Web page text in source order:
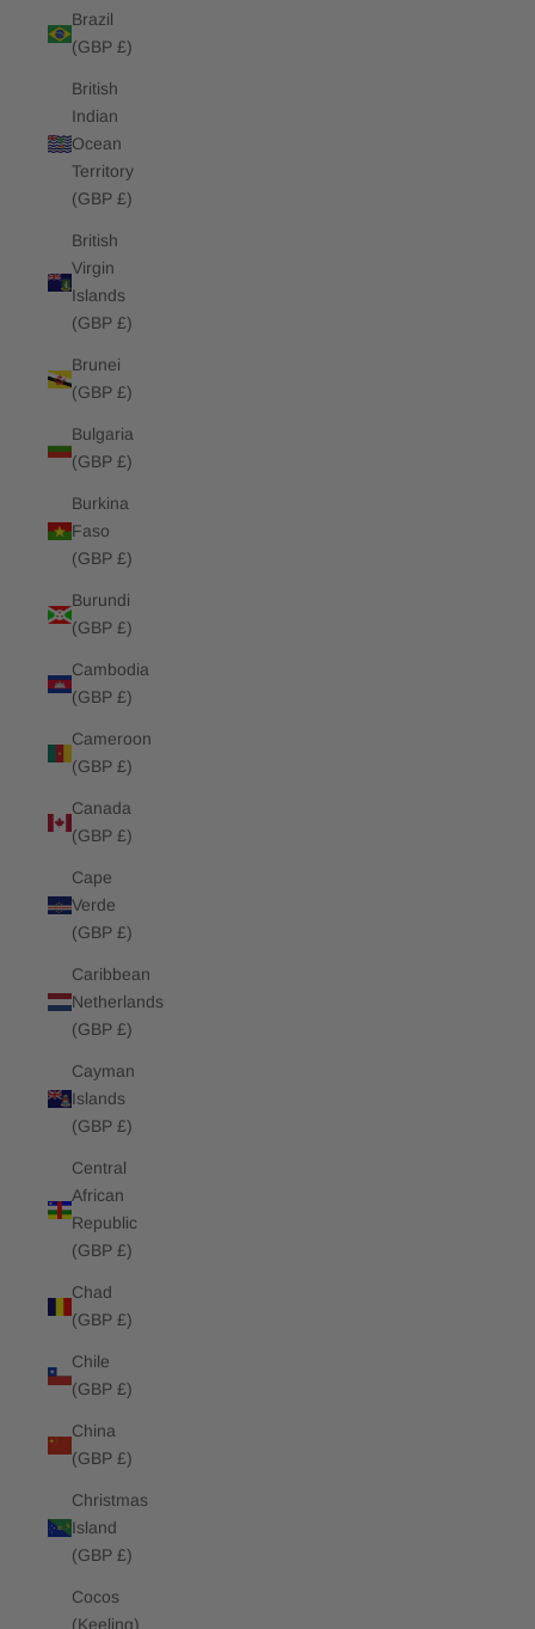
Brazil
(GBP £)
British
Indian
Ocean
Territory
(GBP £)
British
Virgin
Islands
(GBP £)
Brunei
(GBP £)
Bulgaria
(GBP £)
Burkina
Faso
(GBP £)
Burundi
(GBP £)
Cambodia
(GBP £)
Cameroon
(GBP £)
Canada
(GBP £)
Cape
Verde
(GBP £)
Caribbean
Netherlands
(GBP £)
Cayman
Islands
(GBP £)
Central
African
Republic
(GBP £)
Chad
(GBP £)
Chile
(GBP £)
China
(GBP £)
Christmas
Island
(GBP £)
Cocos
(Keeling)